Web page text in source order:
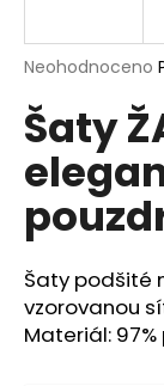
Průměrné
produktu
je
z
5
hvězdiček.
Neohodnoceno
Šaty
Šaty podšité
vzorovanou
Materiál:
j
t
?